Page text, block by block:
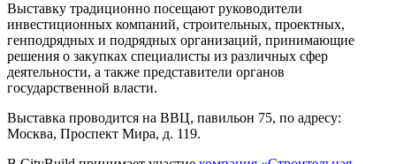
Выставку традиционно посещают руководители
инвестиционных компаний, строительных, проектных,
генподрядных и подрядных организаций, принимающие
решения о закупках специалисты из различных сфер
деятельности, а также представители органов
государственной власти.
Выставка проводится на ВВЦ, павильон 75, по адресу:
Москва, Проспект Мира, д. 119.